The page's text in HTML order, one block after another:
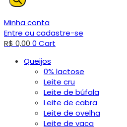
Minha conta
Entre ou cadastre-se
R$ 0,00 0 Cart
Queijos
0% lactose
Leite cru
Leite de búfala
Leite de cabra
Leite de ovelha
Leite de vaca